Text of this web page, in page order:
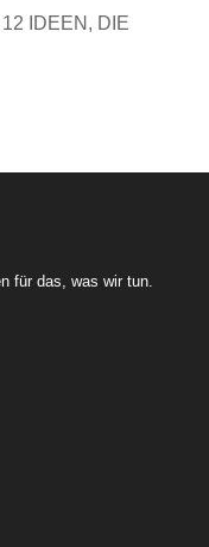
IDEEN, DIE
für das, was wir tun.